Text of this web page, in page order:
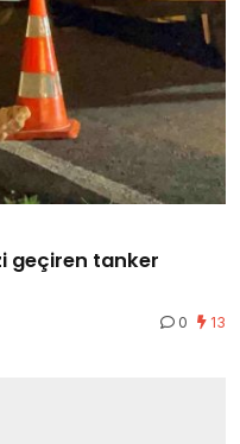
geçiren tanker
0 13